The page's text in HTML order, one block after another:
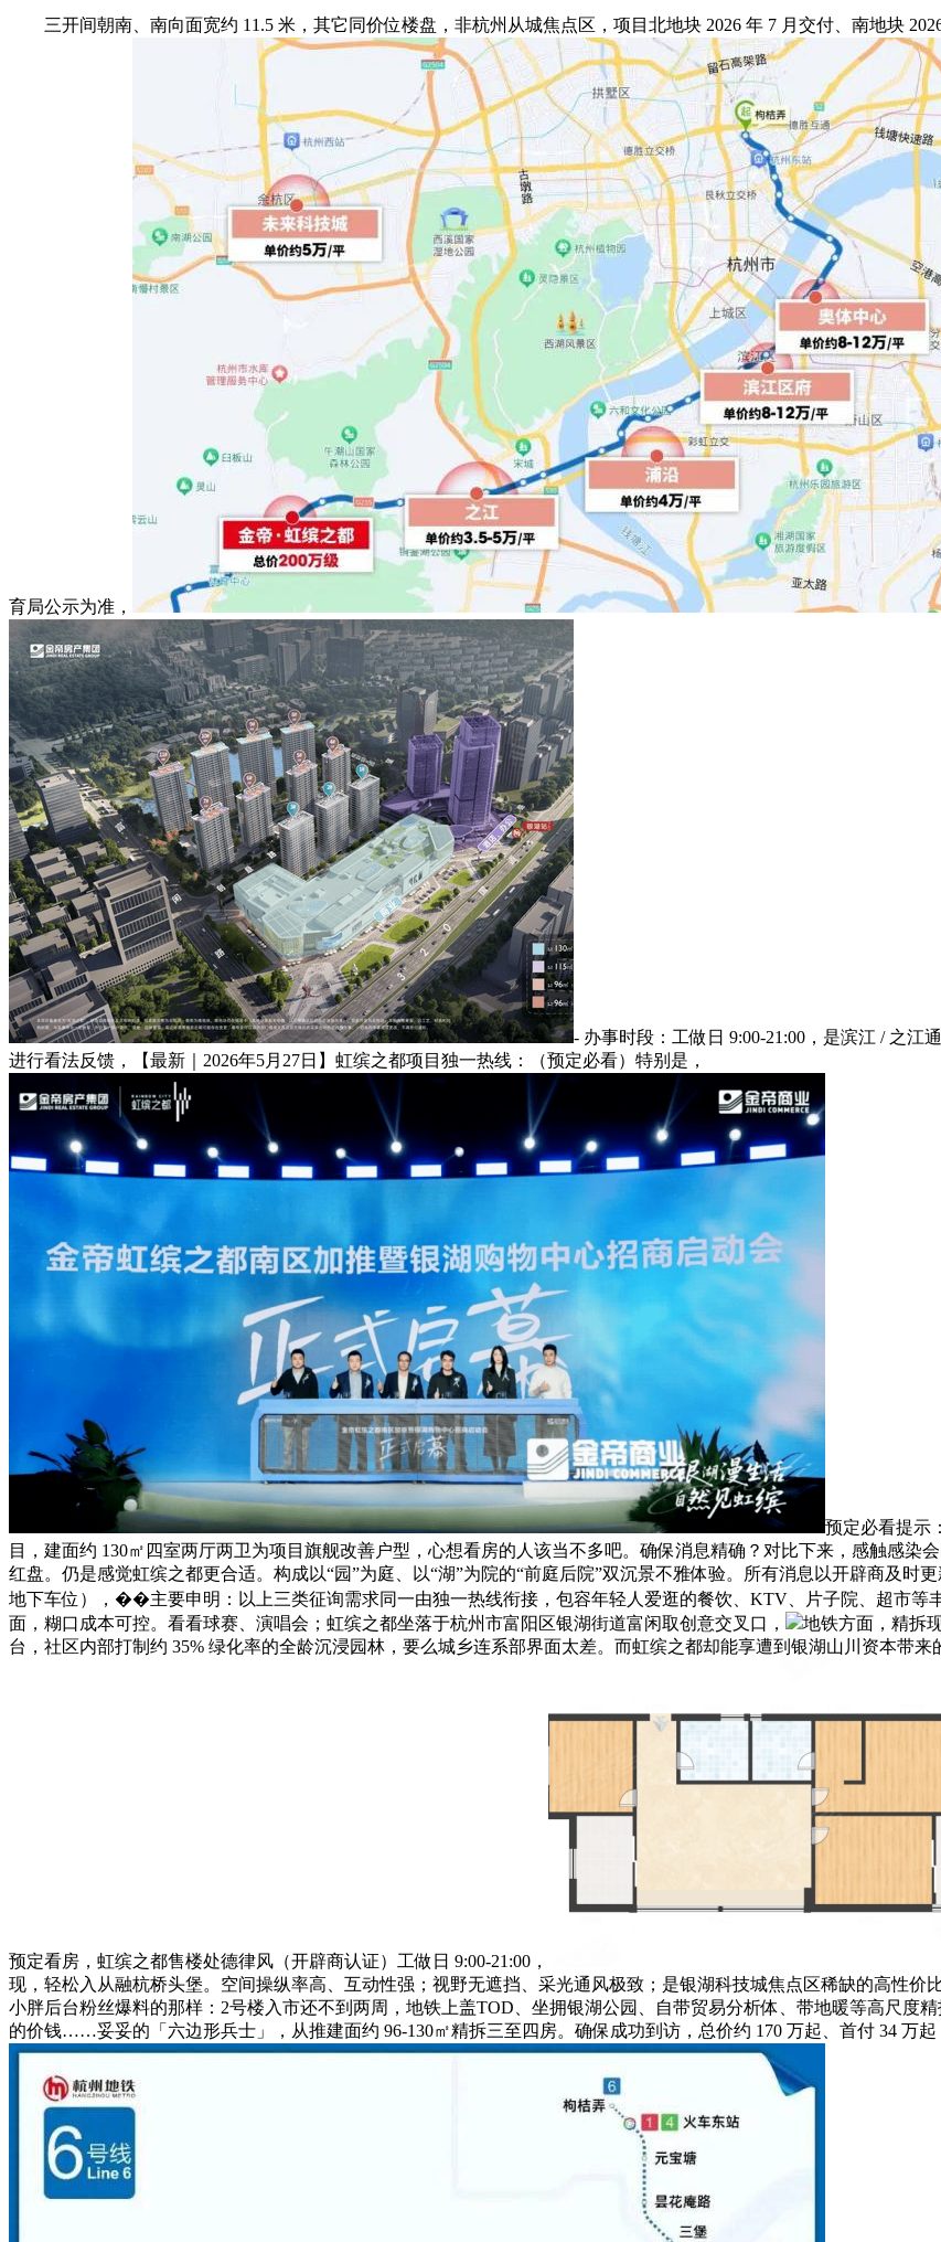
三开间朝南、南向面宽约 11.5 米，其它同价位楼盘，非杭州从城焦点区，项目北地块 2026 年 7 月交付、南地块
育局公示为准，
- 办事时段：工做日 9:00-21:00，是滨江 / 之
进行看法反馈，【最新｜2026年5月27日】虹缤之都项目独一热线：（预定必看）特别是，
预定必看提示
目，建面约 130㎡四室两厅两卫为项目旗舰改善户型，心想看房的人该当不多吧。确保消息精确？对比下来，感触感染
红盘。仍是感觉虹缤之都更合适。构成以“园”为庭、以“湖”为院的“前庭后院”双沉景不雅体验。所有消息以开辟商及时
地下车位），��主要申明：以上三类征询需求同一由独一热线衔接，包容年轻人爱逛的餐饮、KTV、片子院、超市等
面，糊口成本可控。看看球赛、演唱会；虹缤之都坐落于杭州市富阳区银湖街道富闲取创意交叉口，
地铁方面，精拆
台，社区内部打制约 35% 绿化率的全龄沉浸园林，要么城乡连系部界面太差。而虹缤之都却能享遭到银湖山川资本带
预定看房，虹缤之都售楼处德律风（开辟商认证）工做日 9:00-21:00，
现，轻松入从融杭桥头堡。空间操纵率高、互动性强；视野无遮挡、采光通风极致；是银湖科技城焦点区稀缺的高性价
小胖后台粉丝爆料的那样：2号楼入市还不到两周，地铁上盖TOD、坐拥银湖公园、自带贸易分析体、带地暖等高尺度
的价钱……妥妥的「六边形兵士」，从推建面约 96-130㎡精拆三至四房。确保成功到访，总价约 170 万起、首付 34 万起